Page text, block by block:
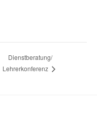
Dienstberatung/
Lehrerkonferenz